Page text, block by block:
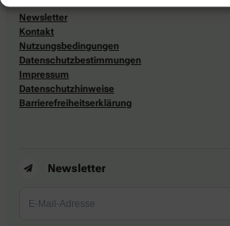
Newsletter
Kontakt
Nutzungsbedingungen
Datenschutzbestimmungen
Impressum
Datenschutzhinweise
Barrierefreiheitserklärung
Newsletter